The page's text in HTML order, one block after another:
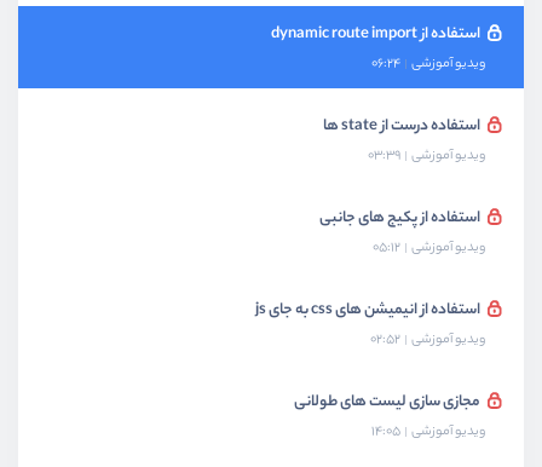
استفاده از dynamic route import
ویدیو آموزشی 06:24
استفاده درست از state ها
ویدیو آموزشی 03:39
استفاده از پکیج های جانبی
ویدیو آموزشی 05:12
استفاده از انیمیشن های css به جای js
ویدیو آموزشی 02:52
مجازی سازی لیست های طولانی
ویدیو آموزشی 14:05